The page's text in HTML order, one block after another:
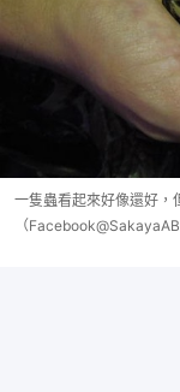
一隻蟲看起來好像還好
（